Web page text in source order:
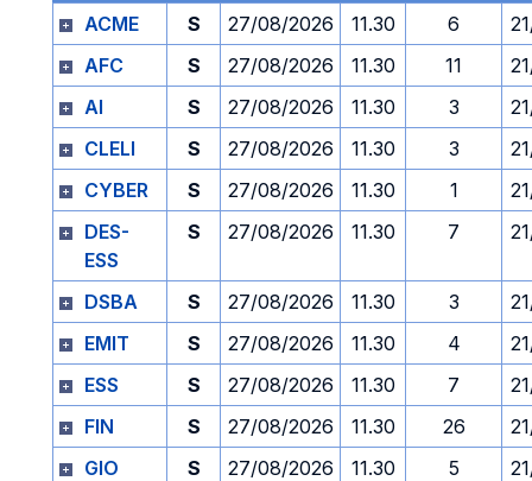
ACME S 27/08/2026 11.30 6
AFC
S 27/08/2026 11.30 11
AI
S 27/08/2026 11.30 3
CLELI
S 27/08/2026 11.30 3
CYBER
S 27/08/2026 11.30 1
DES-
ESS
S 27/08/2026 11.30 7
DSBA S 27/08/2026 11.30 3
EMIT
S 27/08/2026 11.30 4
ESS
S 27/08/2026 11.30 7
FIN
S 27/08/2026 11.30 26
GIO
S 27/08/2026 11.30 5